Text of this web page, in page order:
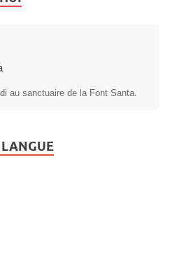
au sanctuaire de la Font Santa.
LANGUE